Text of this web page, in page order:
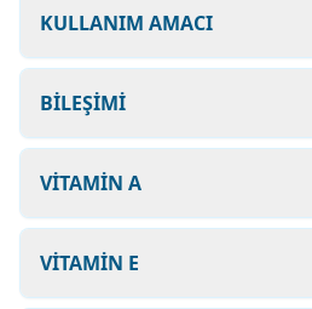
KULLANIM AMACI
BİLEŞİMİ
VİTAMİN A
VİTAMİN E